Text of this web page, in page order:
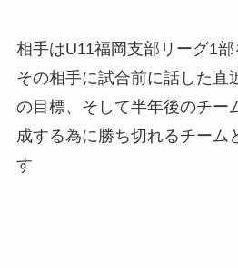
相手はU11福岡支部リーグ1
その相手に試合前に話した直
の目標、そして半年後のチー
成する為に勝ち切れるチーム
す